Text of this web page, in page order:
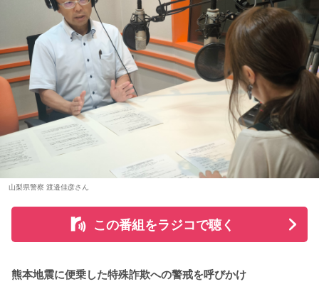
日々の暮らしを少し前向きにするヒントとして、2026年8月8
日の「寅の日」を過ごしてみてはいかがでしょうか。
番組名：SCHOOL OF LOCK!
放送日時：月曜～木曜 22:00～23:55／金曜 22:00～22:55
パーソナリティ：アンジー校長（アンジェリーナ1/3・
Gacharic Spin）、たんぼ教頭（溝上たんぼ）
番組Webサイト：
https://www.tfm.co.jp/lock/
番組公式X：@sol_info
団体を装い、義援金や寄付金を名目に現金や電子マネーをだ
まし取る詐欺にも注意が必要と呼びかけました。
過去には、自宅を訪れて義援金を集める手口や、自治体職員
を名乗る電話による詐欺も確認されていることから、支援先
が信頼できる団体であるか十分確認することが重要です。
善意につけ込む手口に冷静な対応を
番組ではこのほかにも、「不要品を被災地へ送る」と言って
物品を持ち去るケースや、被災者の親族・知人を装い送金を
求めるケースなど、過去に確認された手口も紹介されまし
た。
被災地を支援したいという善意は大切ですが、その気持ちを
山梨県警察 渡邉佳彦さん
この番組をラジコで聴く
熊本地震に便乗した特殊詐欺への警戒を呼びかけ